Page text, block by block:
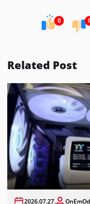
0
Related Post
2026.07.27.